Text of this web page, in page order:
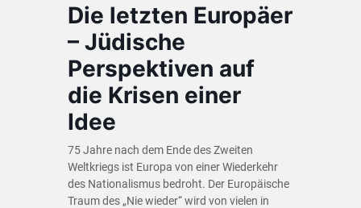
Die letzten Europäer
– Jüdische
Perspektiven auf
die Krisen einer
Idee
75 Jahre nach dem Ende des Zweiten
Weltkriegs ist Europa von einer Wiederkehr
des Nationalismus bedroht. Der Europäische
Traum des „Nie wieder“ wird von vielen in